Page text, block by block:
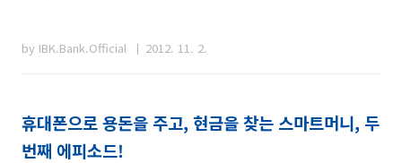
by IBK.Bank.Official 2012. 11. 2.
휴대폰으로 용돈을 주고, 현금을 찾는 스마트머니, 두
번째 에피소드!